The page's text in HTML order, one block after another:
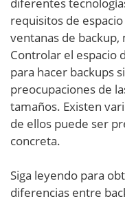
requisitos de
ventanas de
Controlar el espacio
para hacer backups
preocupaciones de
tamaños. Existen
de ellos puede ser
concreta.
Siga leyendo para
diferencias entre